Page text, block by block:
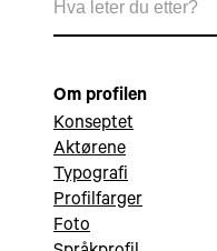
Om profilen
Konseptet
Aktørene
Typografi
Profilfarger
Foto